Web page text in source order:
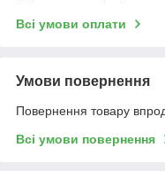
Всі умови оплати
Умови повернення
Повернення товару
Всі умови повернення